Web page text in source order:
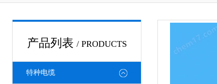
产品列表 / PRODUCTS
特种电缆